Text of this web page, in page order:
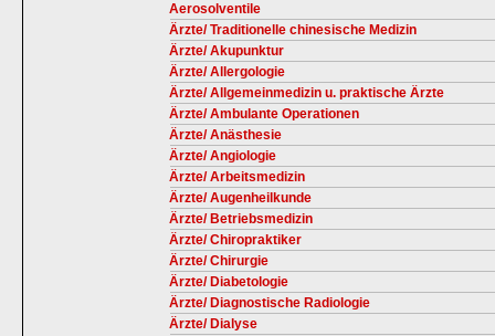
Aerosolventile
Ärzte/ Traditionelle chinesische Medizin
Ärzte/ Akupunktur
Ärzte/ Allergologie
Ärzte/ Allgemeinmedizin u. praktische Ärzte
Ärzte/ Ambulante Operationen
Ärzte/ Anästhesie
Ärzte/ Angiologie
Ärzte/ Arbeitsmedizin
Ärzte/ Augenheilkunde
Ärzte/ Betriebsmedizin
Ärzte/ Chiropraktiker
Ärzte/ Chirurgie
Ärzte/ Diabetologie
Ärzte/ Diagnostische Radiologie
Ärzte/ Dialyse